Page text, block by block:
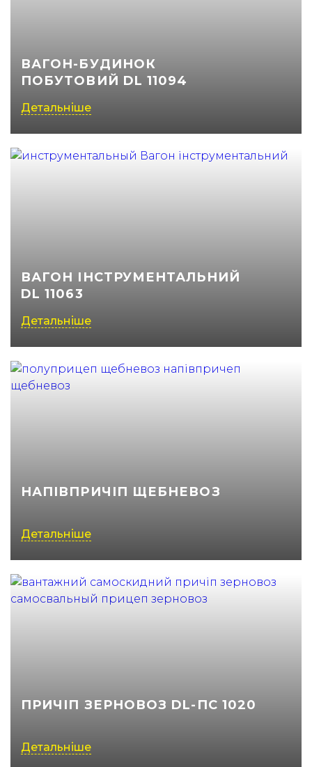
ВАГОН-БУДИНОК
ПОБУТОВИЙ DL 11094
Детальніше
ВАГОН ІНСТРУМЕНТАЛЬНИЙ
DL 11063
Детальніше
НАПІВПРИЧІП ЩЕБНЕВОЗ
Детальніше
ПРИЧІП ЗЕРНОВОЗ DL-ПС 1020
Детальніше